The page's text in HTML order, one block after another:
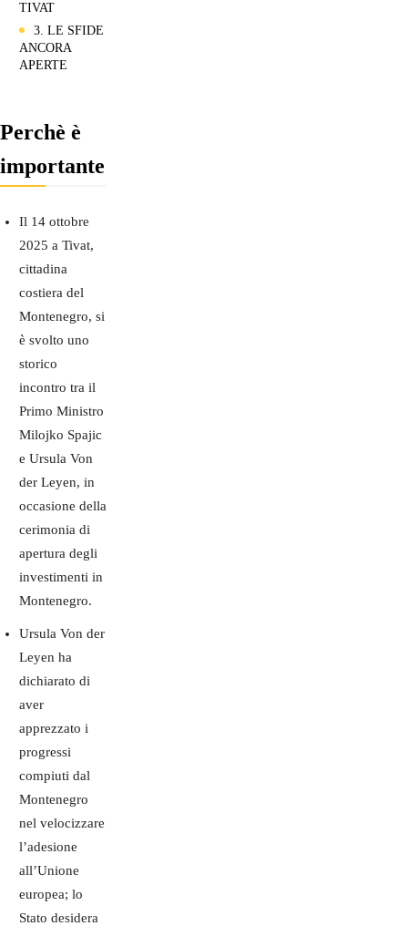
TIVAT
3. LE SFIDE
ANCORA
APERTE
Perchè è
importante
Il 14 ottobre
2025 a Tivat,
cittadina
costiera del
Montenegro, si
è svolto uno
storico
incontro tra il
Primo Ministro
Milojko Spajic
e Ursula Von
der Leyen, in
occasione della
cerimonia di
apertura degli
investimenti in
Montenegro.
Ursula Von der
Leyen ha
dichiarato di
aver
apprezzato i
progressi
compiuti dal
Montenegro
nel velocizzare
l’adesione
all’Unione
europea; lo
Stato desidera